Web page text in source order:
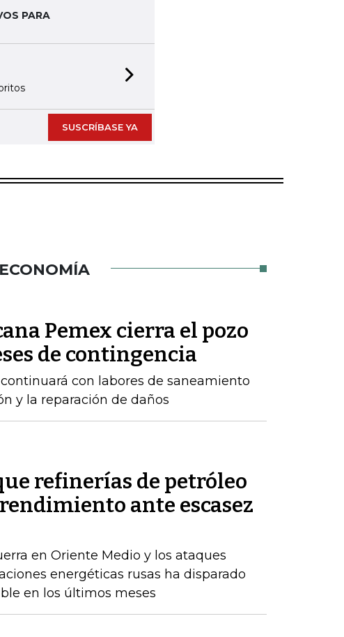
PARA
SUSCRÍBASE YA
Pemex cierra el pozo
de contingencia
con labores de saneamiento
y la reparación de daños
refinerías de petróleo
ante escasez
en Oriente Medio y los ataques
energéticas rusas ha disparado
en los últimos meses